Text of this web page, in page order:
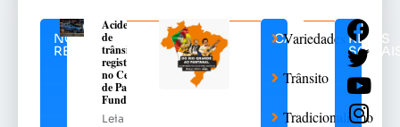
NOTÍCIAS
RELACIONADAS
Acidente
de
trânsito
registrado
no Centro
de Passo
Fundo
Leia
CATEGORIAS
Variedades
Trânsito
Tradicionalismo
REDES